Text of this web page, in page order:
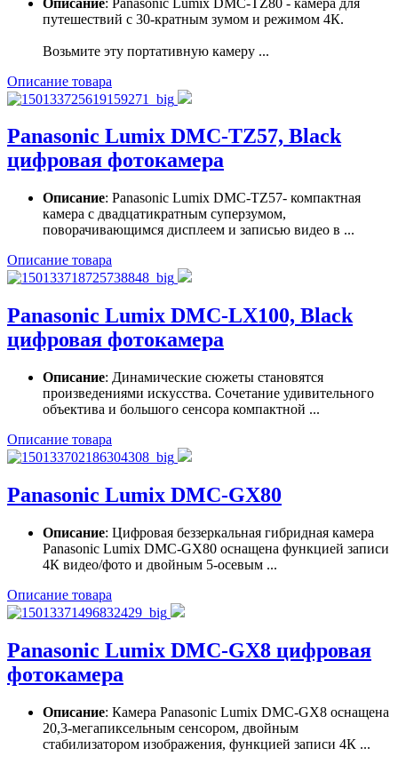
путешествий с 30-кратным зумом и режимом 4К.
Возьмите эту портативную камеру ...
Описание товара
Panasonic Lumix DMC-TZ57, Black
цифровая фотокамера
Описание: Panasonic Lumix DMC-TZ57- компактная
камера с двадцатикратным суперзумом,
поворачивающимся дисплеем и записью видео в ...
Описание товара
Panasonic Lumix DMC-LX100, Black
цифровая фотокамера
Описание: Динамические сюжеты становятся
произведениями искусства. Сочетание удивительного
объектива и большого сенсора компактной ...
Описание товара
Panasonic Lumix DMC-GX80
Описание: Цифровая беззеркальная гибридная камера
Panasonic Lumix DMC-GX80 оснащена функцией записи
4К видео/фото и двойным 5-осевым ...
Описание товара
Panasonic Lumix DMC-GX8 цифровая
фотокамера
Описание: Камера Panasonic Lumix DMC-GX8 оснащена
20,3-мегапиксельным сенсором, двойным
стабилизатором изображения, функцией записи 4К ...